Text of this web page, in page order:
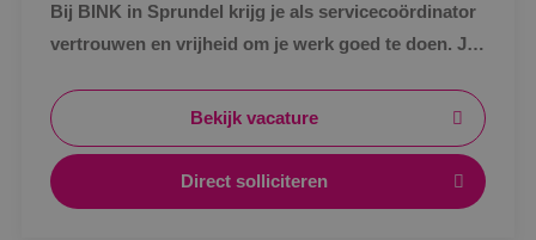
Bij BINK in Sprundel krijg je als servicecoördinator
vertrouwen en vrijheid om je werk goed te doen. Je
waar je aan toe bent.Bekijk vacature
Direct solliciteren